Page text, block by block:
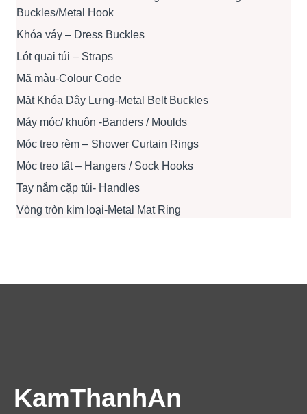
Buckles/Metal Hook
Khóa váy – Dress Buckles
Lót quai túi – Straps
Mã màu-Colour Code
Mặt Khóa Dây Lưng-Metal Belt Buckles
Máy móc/ khuôn -Banders / Moulds
Móc treo rèm – Shower Curtain Rings
Móc treo tất – Hangers / Sock Hooks
Tay nắm cặp túi- Handles
Vòng tròn kim loại-Metal Mat Ring
KamThanhAn